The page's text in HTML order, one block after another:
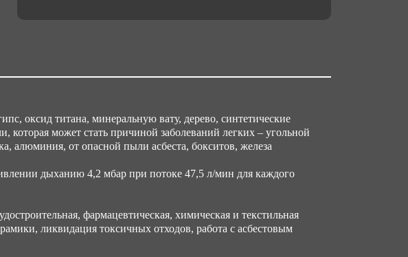
оксид титана, минеральную вату, дерево, синтетические
может стать причиной заболеваний легких – угольной
алюминия, от опасной пыли асбеста, бокситов, железа
дыханию 4,2 мбар при потоке 47,5 л/мин для каждого
фармацевтическая, химическая и текстильная
ликвидация токсичных отходов, работа с асбестовым